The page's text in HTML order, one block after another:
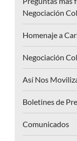
Negociación
Homenaje a
Negociación
Así Nos
Boletines de
Comunicados